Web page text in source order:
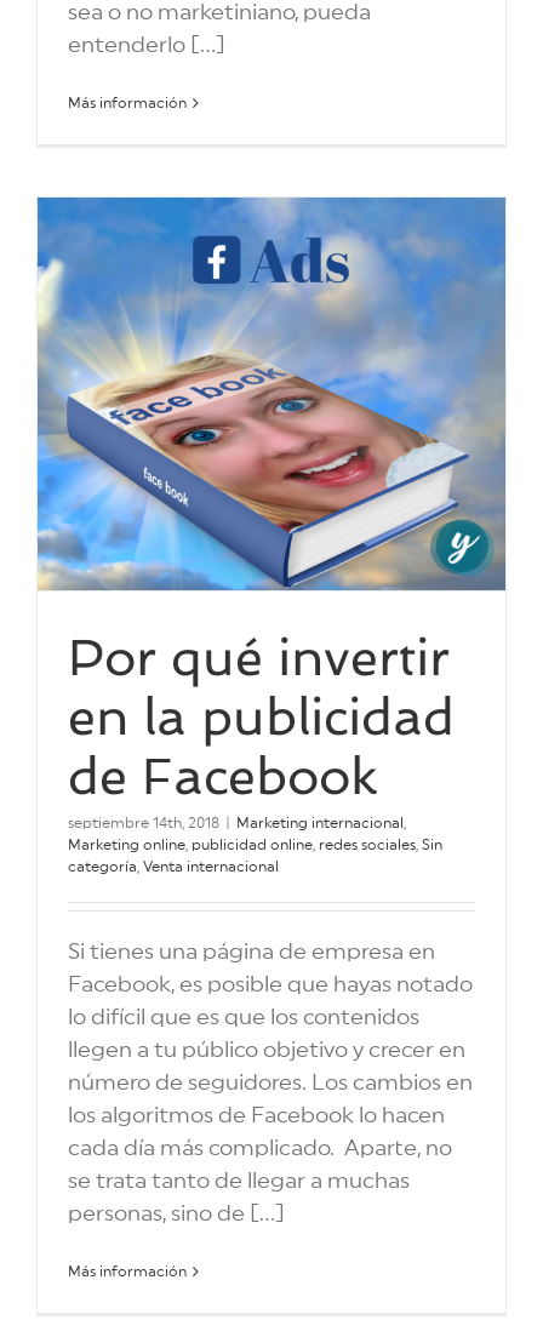
sea o no marketiniano, pueda
entenderlo [...]
Más información
Por qué invertir
en la publicidad
de Facebook
septiembre 14th, 2018 Marketing internacional
Marketing online publicidad online redes sociales Sin
categoría Venta internacional
Si tienes una página de empresa en
Facebook, es posible que hayas notado
lo difícil que es que los contenidos
llegen a tu público objetivo y crecer en
número de seguidores. Los cambios en
los algoritmos de Facebook lo hacen
cada día más complicado. Aparte, no
se trata tanto de llegar a muchas
personas, sino de [...]
Más información